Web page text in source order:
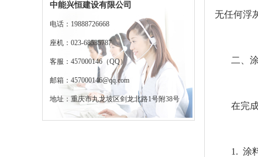
中能兴恒建设有限公司
电话：19888726668
座机：023-68535787
客服：457000146（QQ）
邮箱：457000146@qq.com
地址：重庆市九龙坡区剑龙北路1号附38号
无任何浮
二、
在完
1. 涂